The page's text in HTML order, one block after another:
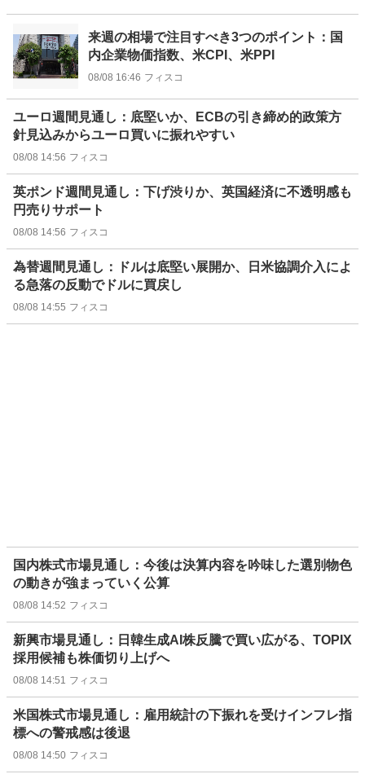
来週の相場で注目すべき3つのポイント：国
内企業物価指数、米CPI、米PPI
08/08 16:46 フィスコ
ユーロ週間見通し：底堅いか、ECBの引き締め的政策方
針見込みからユーロ買いに振れやすい
08/08 14:56 フィスコ
英ポンド週間見通し：下げ渋りか、英国経済に不透明感も
円売りサポート
08/08 14:56 フィスコ
為替週間見通し：ドルは底堅い展開か、日米協調介入によ
る急落の反動でドルに買戻し
08/08 14:55 フィスコ
国内株式市場見通し：今後は決算内容を吟味した選別物色
の動きが強まっていく公算
08/08 14:52 フィスコ
新興市場見通し：日韓生成AI株反騰で買い広がる、TOPIX
採用候補も株価切り上げへ
08/08 14:51 フィスコ
米国株式市場見通し：雇用統計の下振れを受けインフレ指
標への警戒感は後退
08/08 14:50 フィスコ